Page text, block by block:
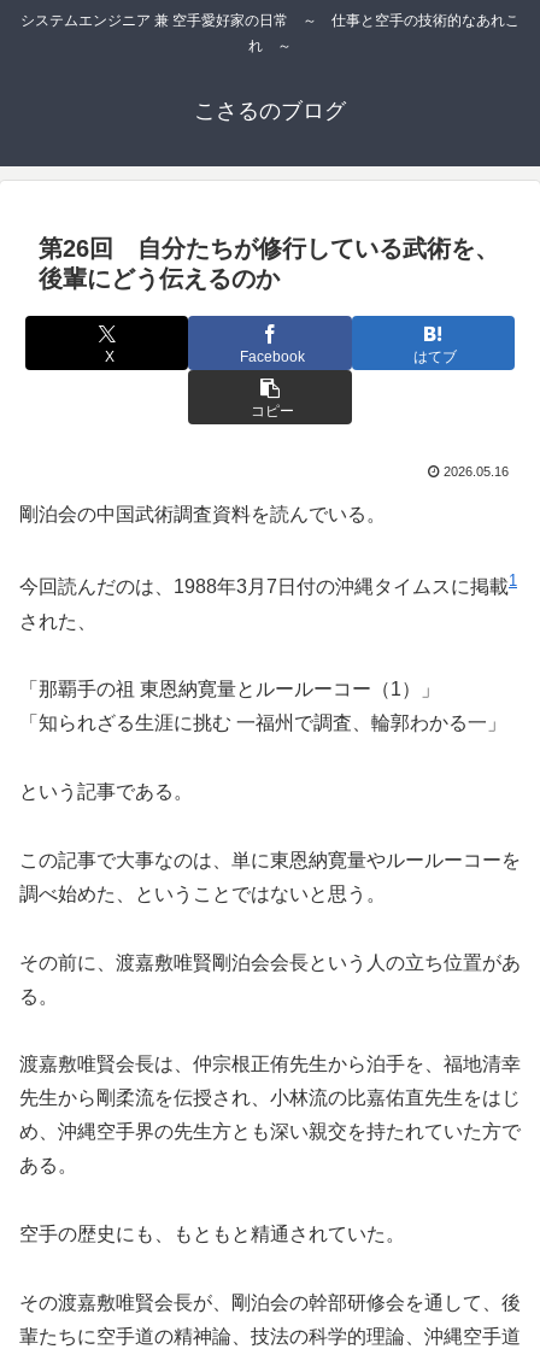
システムエンジニア 兼 空手愛好家の日常 ～ 仕事と空手の技術的なあれこ
れ ～
こさるのブログ
第26回 自分たちが修行している武術を、
後輩にどう伝えるのか
X Facebook はてブ
コピー
2026.05.16
剛泊会の中国武術調査資料を読んでいる。
今回読んだのは、1988年3月7日付の沖縄タイムスに掲載1
された、
「那覇手の祖 東恩納寛量とルールーコー（1）」
「知られざる生涯に挑む 一福州で調査、輪郭わかる一」
という記事である。
この記事で大事なのは、単に東恩納寛量やルールーコーを
調べ始めた、ということではないと思う。
その前に、渡嘉敷唯賢剛泊会会長という人の立ち位置があ
る。
渡嘉敷唯賢会長は、仲宗根正侑先生から泊手を、福地清幸
先生から剛柔流を伝授され、小林流の比嘉佑直先生をはじ
め、沖縄空手界の先生方とも深い親交を持たれていた方で
ある。
空手の歴史にも、もともと精通されていた。
その渡嘉敷唯賢会長が、剛泊会の幹部研修会を通して、後
輩たちに空手道の精神論、技法の科学的理論、沖縄空手道